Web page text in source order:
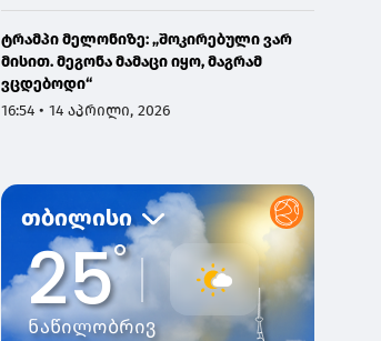
ტრამპი მელონიზე: „შოკირებული ვარ
მისით. მეგონა მამაცი იყო, მაგრამ
ვცდებოდი“
16:54 • 14 აპრილი, 2026